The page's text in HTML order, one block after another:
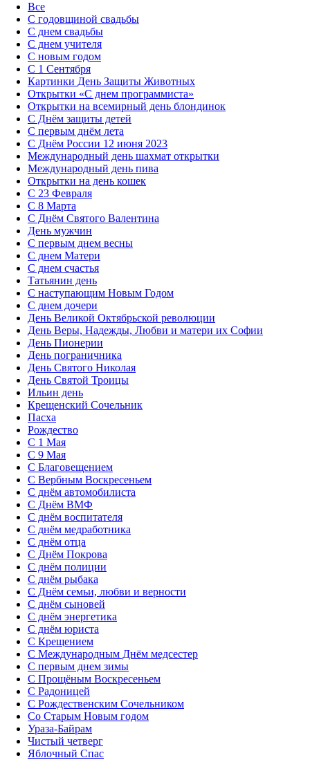
Все
С годовщиной свадьбы
С днем свадьбы
С днем учителя
С новым годом
С 1 Сентября
Картинки День Защиты Животных
Открытки «‎С днем программиста»‎
Открытки на всемирный день блондинок
С Днём защиты детей
С первым днём лета
С Днём России 12 июня 2023
Международный день шахмат открытки
Международный день пива
Открытки на день кошек
С 23 Февраля
С 8 Марта
С Днём Святого Валентина
День мужчин
С первым днем весны
С днем Матери
C днем счастья
Татьянин день
C наступающим Новым Годом
C днем дочери
День Великой Октябрьской революции
День Веры, Надежды, Любви и матери их Софии
День Пионерии
День пограничника
День Святого Николая
День Святой Троицы
Ильин день
Крещенский Сочельник
Пасха
Рождество
С 1 Мая
С 9 Мая
С Благовещением
С Вербным Воскресеньем
С днём автомобилиста
С Днём ВМФ
С днём воспитателя
С днём медработника
С днём отца
С Днём Покрова
С днём полиции
С днём рыбака
С Днём семьи, любви и верности
С днём сыновей
С днём энергетика
С днём юриста
С Крещением
С Международным Днём медсестер
С первым днем зимы
С Прощёным Воскресеньем
С Радоницей
С Рождественским Сочельником
Со Старым Новым годом
Ураза-Байрам
Чистый четверг
Яблочный Спас